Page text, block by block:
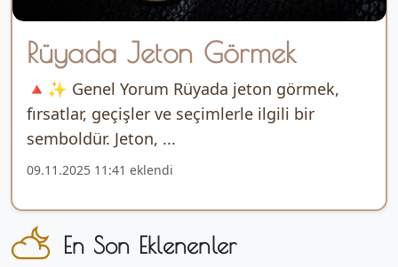
Rüyada Jeton Görmek
🔺✨ Genel Yorum Rüyada jeton görmek,
fırsatlar, geçişler ve seçimlerle ilgili bir
semboldür. Jeton, ...
09.11.2025 11:41 eklendi
En Son Eklenenler